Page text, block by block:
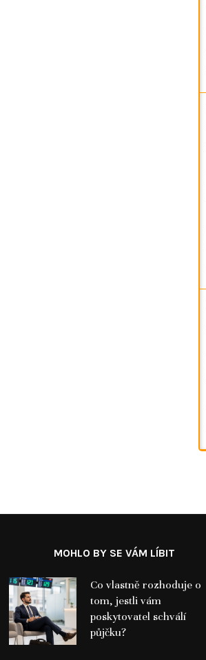
MOHLO BY SE VÁM LÍBIT
Co vlastně rozhoduje o
tom, jestli vám
poskytovatel schválí
půjčku?